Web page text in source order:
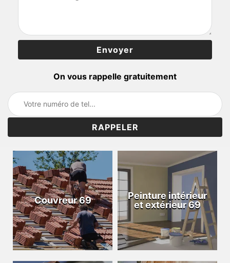
On vous rappelle gratuitement
Couvreur 69
Peinture intérieur
et extérieur 69